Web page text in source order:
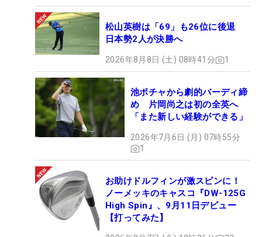
松山英樹は「69」も26位に後退
日本勢2人が決勝へ
2026年8月8日 (土) 08時41分 1
池ポチャから劇的バーディ締
め 片岡尚之は初の全英へ
「また新しい経験ができる」
2026年7月6日 (月) 07時55分
1
お助けドルフィンが激スピンに！
ノーメッキのキャスコ『DW-125G
High Spin』、9月11日デビュー
【打ってみた】